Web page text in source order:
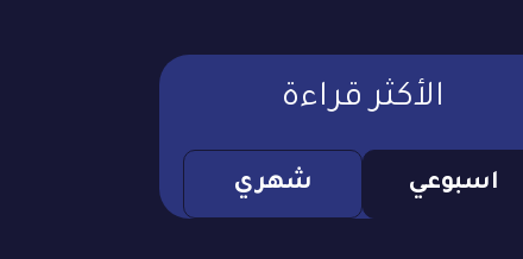
الأكثر قراءة
اسبوعي شهري